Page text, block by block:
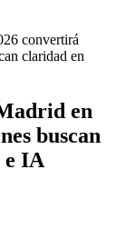
convertirá
claridad en
en
buscan
IA